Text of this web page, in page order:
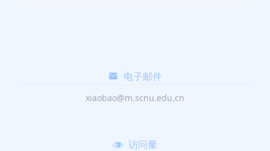
电子邮件
xiaobao@m.scnu.edu.cn
访问量